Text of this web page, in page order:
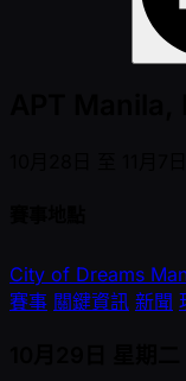
City of Dreams
賽事 關鍵資訊 新聞